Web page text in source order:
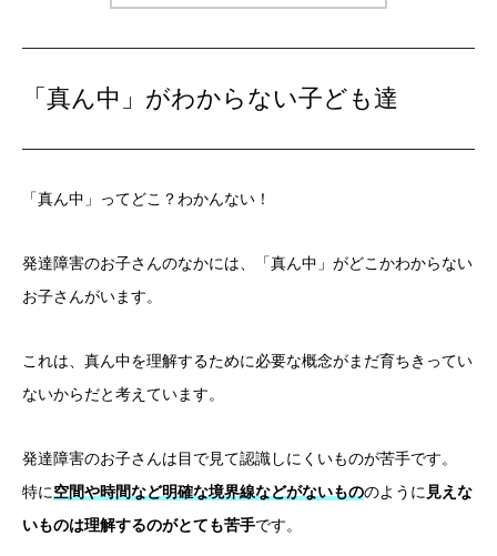
「真ん中」がわからない子ども達
「真ん中」ってどこ？わかんない！
発達障害のお子さんのなかには、「真ん中」がどこかわからない
お子さんがいます。
これは、真ん中を理解するために必要な概念がまだ育ちきってい
ないからだと考えています。
発達障害のお子さんは目で見て認識しにくいものが苦手です。
特に空間や時間など明確な境界線などがないもののように 見えな
いものは理解するのがとても苦手です。